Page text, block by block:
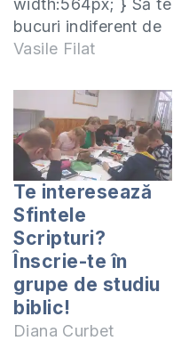
width:564px; } Să te
bucuri indiferent de
împrejurări, fiind o
cei, care te
urmează. Este unul
din principiile
învățate la sesiunea
“Creșterea Bisericii”,
care se desfășoară
în aceste momente
în cadrul Institutului
Biblic Inductiv din
Moldova. “Cartea
Filipeni are legătură
directă cu…
Vasile Filat
Te interesează
Sfintele
Scripturi?
Înscrie-te în
grupe de studiu
biblic!
Diana Curbet